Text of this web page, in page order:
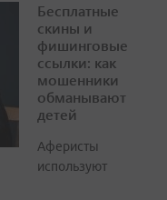
Бесплатные
скины и
фишинговые
ссылки: как
мошенники
обманывают
детей
Аферисты
используют